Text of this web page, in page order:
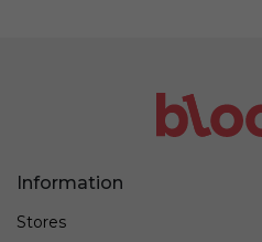
Information
Stores